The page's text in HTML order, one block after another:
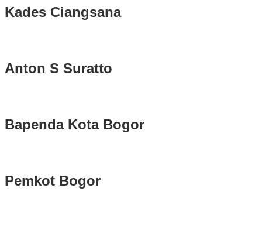
Kades Ciangsana
Anton S Suratto
Bapenda Kota Bogor
Pemkot Bogor